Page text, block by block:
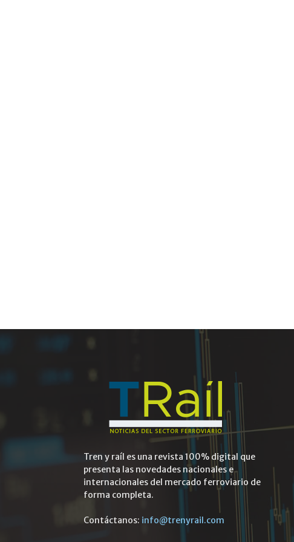
Tren y raíl es una revista 100% digital que
presenta las novedades nacionales e
internacionales del mercado ferroviario de
forma completa.
Contáctanos: info@trenyrail.com